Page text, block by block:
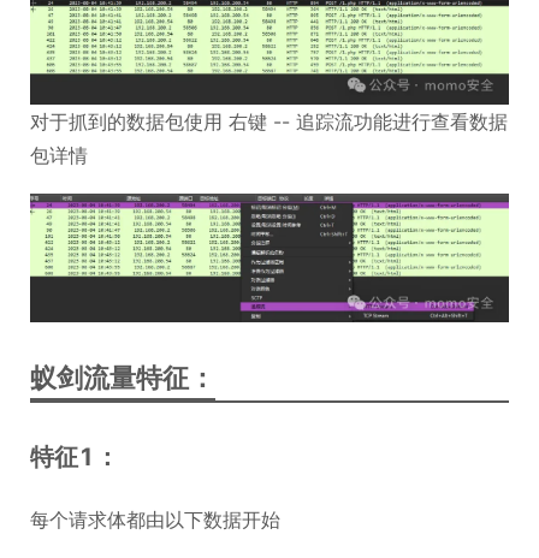
对于抓到的数据包使用 右键 -- 追踪流功能进行查看数据
包详情
蚁剑流量特征：
特征1：
每个请求体都由以下数据开始